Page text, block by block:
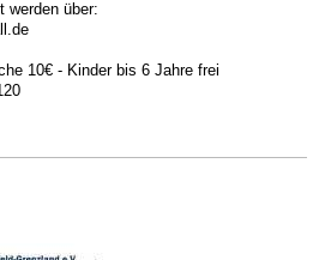
werden über:
10€ - Kinder bis 6 Jahre frei